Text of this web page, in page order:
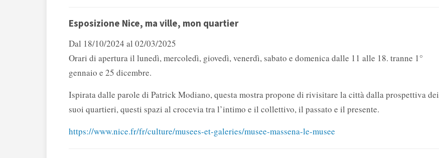
Esposizione Nice, ma ville, mon quartier
Dal 18/10/2024 al 02/03/2025
Orari di apertura il lunedì, mercoledì, giovedì, venerdì, sabato e domenica dalle 11 alle 18. tranne 1°
gennaio e 25 dicembre.
Ispirata dalle parole di Patrick Modiano, questa mostra propone di rivisitare la città dalla prospettiva dei
suoi quartieri, questi spazi al crocevia tra l’intimo e il collettivo, il passato e il presente.
https://www.nice.fr/fr/culture/musees-et-galeries/musee-massena-le-musee